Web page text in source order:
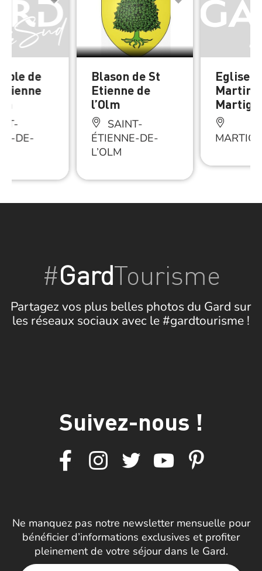
de
DE-
Blason de St
Etienne de
l’Olm
SAINT-
ÉTIENNE-DE-
L’OLM
Eglise
Martin
#GardTourisme
Partagez vos plus belles photos du Gard sur
les réseaux sociaux avec le #gardtourisme !
Suivez-nous !
Ne manquez pas notre newsletter mensuelle pour
bénéficier d’informations exclusives et profiter
pleinement de votre séjour dans le Gard.